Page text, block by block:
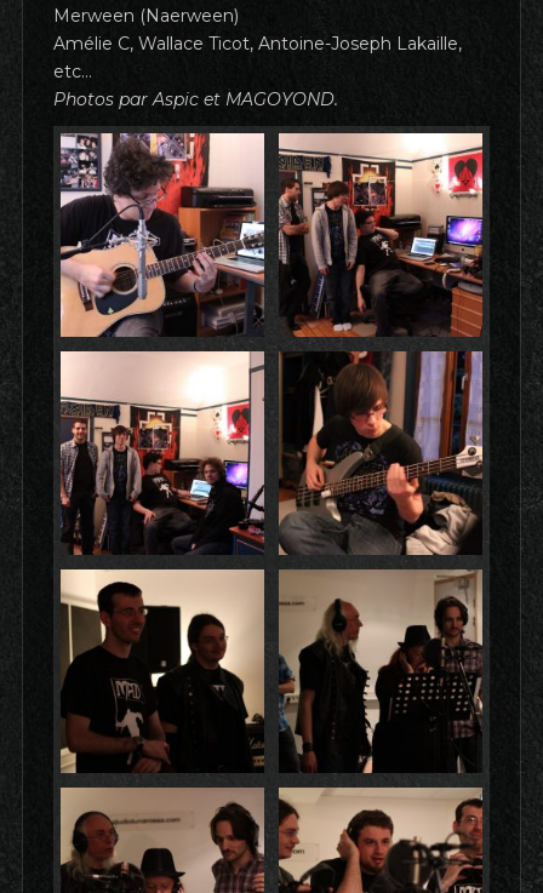
Merween (Naerween)
Amélie C, Wallace Ticot, Antoine-Joseph Lakaille,
etc…
Photos par Aspic et MAGOYOND.